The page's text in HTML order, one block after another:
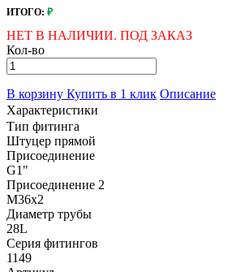
ИТОГО: ₽
НЕТ В НАЛИЧИИ. ПОД ЗАКАЗ
Кол-во
В корзину Купить в 1 клик Описание
Характеристики
Тип фитинга
Штуцер прямой
Присоединение
G1"
Присоединение 2
M36х2
Диаметр трубы
28L
Серия фитингов
1149